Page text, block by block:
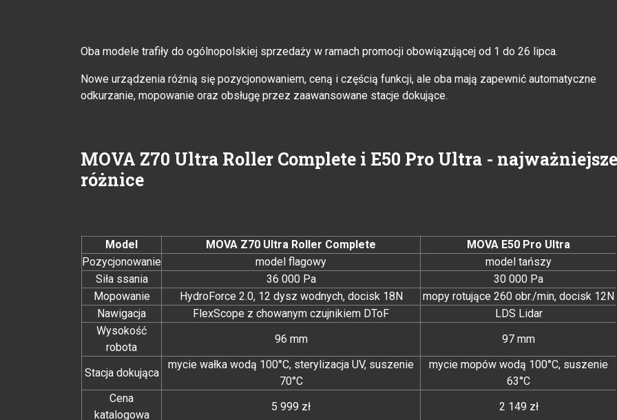
Oba modele trafiły do ogólnopolskiej sprzedaży w ramach promocji obowiązującej od 1 do 26 lipca.
Nowe urządzenia różnią się pozycjonowaniem, ceną i częścią funkcji, ale oba mają zapewnić automatyczne
odkurzanie, mopowanie oraz obsługę przez zaawansowane stacje dokujące.
MOVA Z70 Ultra Roller Complete i E50 Pro Ultra - najważniejsze
różnice
Model MOVA Z70 Ultra Roller Complete
MOVA E50 Pro Ultra
Pozycjonowanie
model flagowy
model tańszy
Siła ssania
36 000 Pa
30 000 Pa
Mopowanie
HydroForce 2.0, 12 dysz wodnych, docisk 18N
mopy rotujące 260 obr./min, docisk 12N
Nawigacja
FlexScope z chowanym czujnikiem DToF
LDS Lidar
Wysokość
robota
96 mm 97 mm
Stacja dokująca
mycie wałka wodą 100°C, sterylizacja UV, suszenie
70°C
mycie mopów wodą 100°C, suszenie
63°C
Cena
katalogowa
5 999 zł
2 149 zł